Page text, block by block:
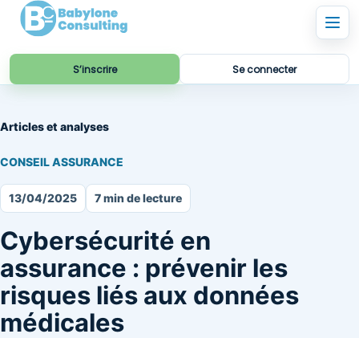
S’inscrire Se connecter
Articles et analyses
CONSEIL ASSURANCE
13/04/2025 7 min de lecture
Cybersécurité en
assurance : prévenir les
risques liés aux données
médicales